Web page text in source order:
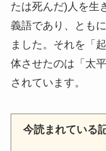
たは死んだ)人を生
義語であり、とも
ました。それを「
体させたのは「太
されています。
今読まれている